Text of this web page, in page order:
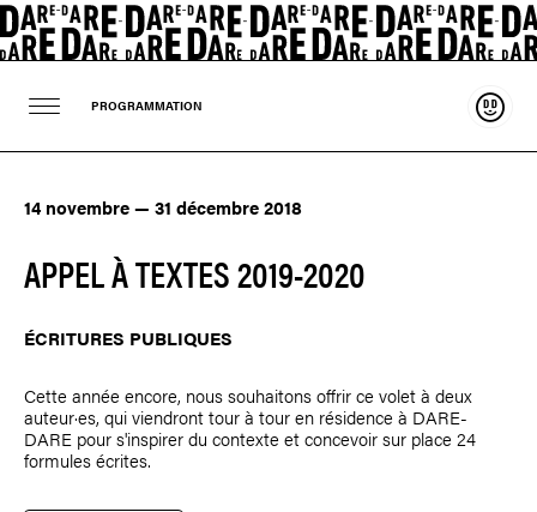
PROGRAMMATION
14 novembre — 31 décembre 2018
APPEL À TEXTES 2019-2020
ÉCRITURES PUBLIQUES
Cette année encore, nous souhaitons offrir ce volet à deux
auteur·es, qui viendront tour à tour en résidence à DARE-
DARE pour s'inspirer du contexte et concevoir sur place 24
formules écrites.